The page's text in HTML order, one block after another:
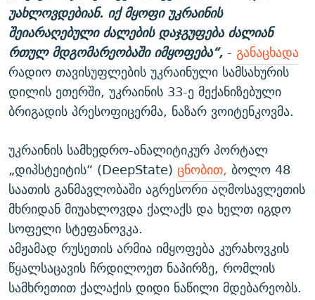
უახლოვდებიან. იქ მყოფი უკრაინის
შეიარაღებული ძალების დაჯგუფება ძალიან
რთულ მდგომარეობაში იმყოფება“,- განაცხადა
რადიო თავისუფლების უკრაინული სამსახურის
დილის ეთერში, უკრაინის 33-ე მექანიზებული
ბრიგადის პრესოფიცერმა, ნაზარ ვოიტენკოვმა.
უკრაინის სამხედრო-ანალიტიკურ პორტალ
„დიპსტეიტის“ (DeepState) ცნობით, ბოლო 48
საათის განმავლობაში აგრესორი აღმოსავლეთის
მხრიდან მიუახლოვდა ქალაქს და ხელთ იგდო
სოფელი სტეფანოვკა.
ამჟამად რუსეთის არმია იმყოფება კურახოვკის
წყალსაცავის ჩრდილოეთ ნაპირზე, რომლის
სამხრეთით ქალაქის დიდი ნაწილი მდებარეობს.